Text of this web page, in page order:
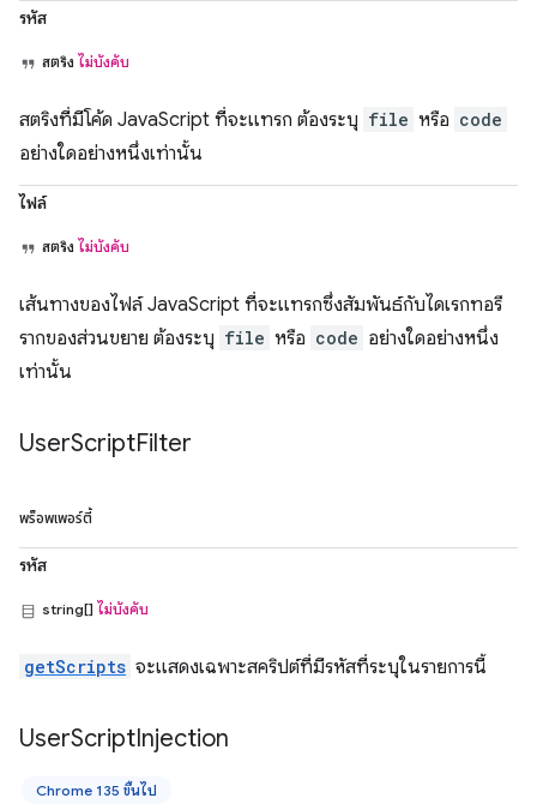
รหัส
สตริง ไม่บังคับ
สตริงที่มีโค้ด JavaScript ที่จะแทรก ต้องระบุ file หรือ code
อย่างใดอย่างหนึ่งเท่านั้น
ไฟล์
สตริง ไม่บังคับ
เส้นทางของไฟล์ JavaScript ที่จะแทรกซึ่งสัมพันธ์กับไดเรกทอรี
รากของส่วนขยาย ต้องระบุ file หรือ code อย่างใดอย่างหนึ่ง
เท่านั้น
UserScriptFilter
พร็อพเพอร์ตี้
รหัส
string[] ไม่บังคับ
getScripts จะแสดงเฉพาะสคริปต์ที่มีรหัสที่ระบุในรายการนี้
UserScriptInjection
Chrome 135 ขึ้นไป